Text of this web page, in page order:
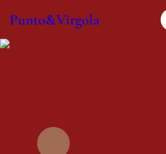
Punto&Virgola